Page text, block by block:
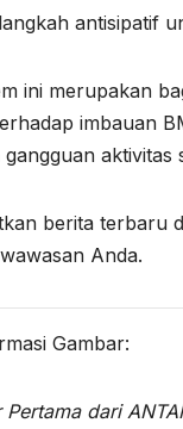
antisipatif
ini merupakan
imbauan
aktivitas
berita terbaru
Anda.
Gambar:
Pertama dari